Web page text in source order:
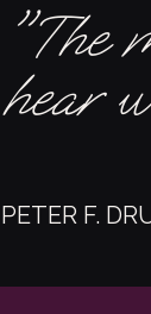
"The
hear
PETER F.